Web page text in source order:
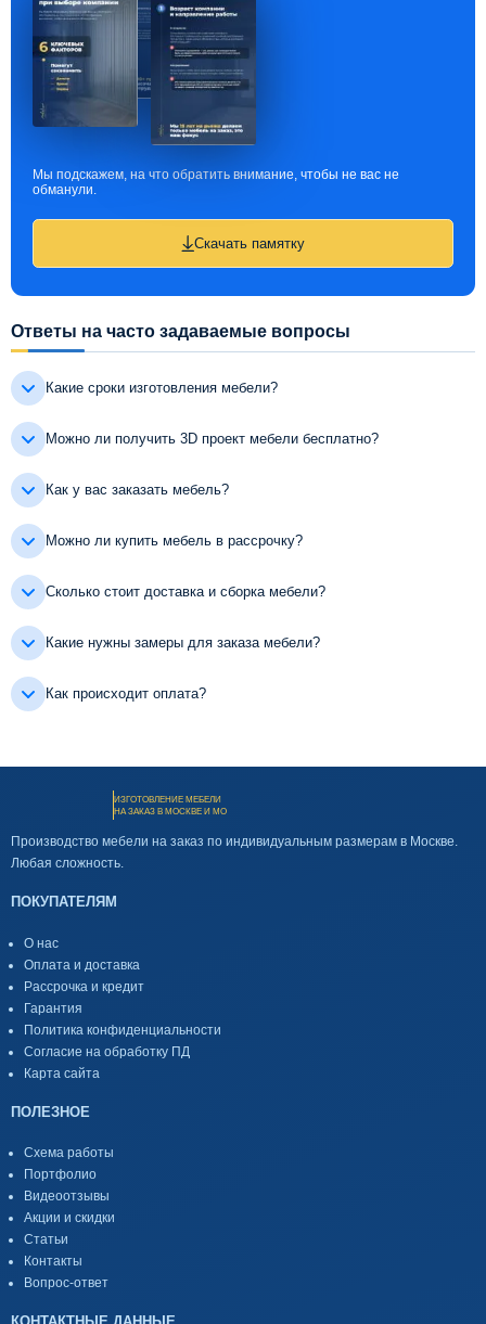
Мы подскажем, на что обратить внимание, чтобы не вас не
обманули.
Скачать памятку
Ответы на часто задаваемые вопросы
Какие сроки изготовления мебели?
Можно ли получить 3D проект мебели бесплатно?
Как у вас заказать мебель?
Можно ли купить мебель в рассрочку?
Сколько стоит доставка и сборка мебели?
Какие нужны замеры для заказа мебели?
Как происходит оплата?
ИЗГОТОВЛЕНИЕ МЕБЕЛИ
НА ЗАКАЗ В МОСКВЕ И МО
Производство мебели на заказ по индивидуальным размерам в Москве.
Любая сложность.
ПОКУПАТЕЛЯМ
О нас
Оплата и доставка
Рассрочка и кредит
Гарантия
Политика конфиденциальности
Согласие на обработку ПД
Карта сайта
ПОЛЕЗНОЕ
Схема работы
Портфолио
Видеоотзывы
Акции и скидки
Статьи
Контакты
Вопрос-ответ